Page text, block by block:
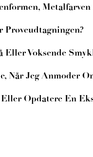
Prøveudtagningen?
Eller Voksende
Når Jeg Anmoder
Opdatere En